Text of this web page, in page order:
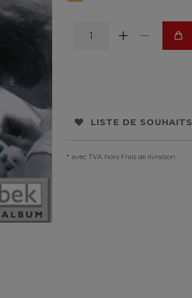
LISTE DE SOUHAITS
* avec TVA hors Frais de livraison